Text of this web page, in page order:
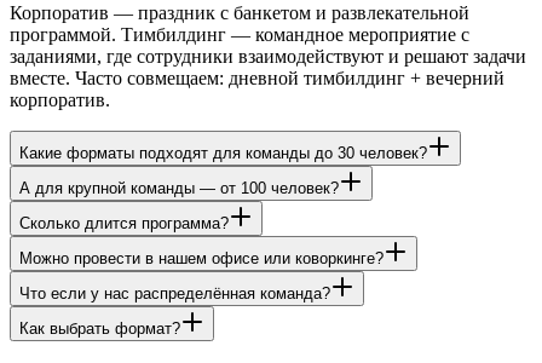
Корпоратив — праздник с банкетом и развлекательной
программой. Тимбилдинг — командное мероприятие с
заданиями, где сотрудники взаимодействуют и решают задачи
вместе. Часто совмещаем: дневной тимбилдинг + вечерний
корпоратив.
Какие форматы подходят для команды до 30 человек?
А для крупной команды — от 100 человек?
Сколько длится программа?
Можно провести в нашем офисе или коворкинге?
Что если у нас распределённая команда?
Как выбрать формат?